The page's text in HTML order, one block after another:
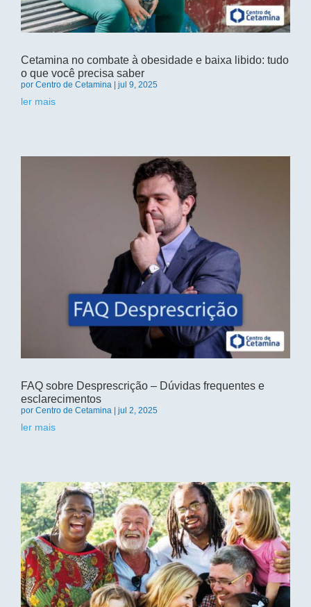
Cetamina no combate à obesidade e baixa libido: tudo
o que você precisa saber
por Centro de Cetamina jul 9, 2025
ler mais
FAQ sobre Desprescrição – Dúvidas frequentes e
esclarecimentos
por Centro de Cetamina jul 2, 2025
ler mais